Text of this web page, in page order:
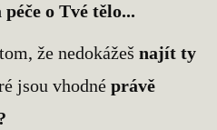
péče o Tvé tělo...
že nedokážeš najít ty
jsou vhodné právě